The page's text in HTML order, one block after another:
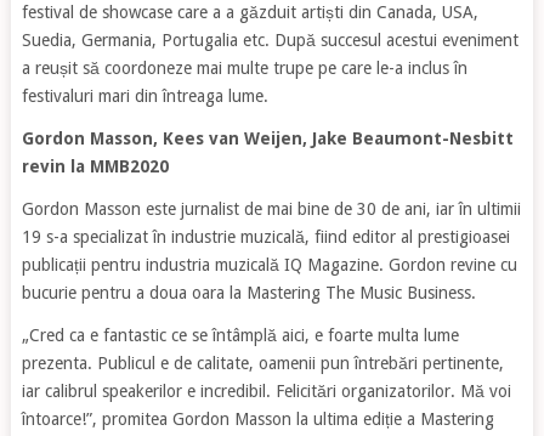
festival de showcase care a a găzduit artiști din Canada, USA,
Suedia, Germania, Portugalia etc. După succesul acestui eveniment
a reușit să coordoneze mai multe trupe pe care le-a inclus în
festivaluri mari din întreaga lume.
Gordon Masson, Kees van Weijen, Jake Beaumont-Nesbitt
revin la MMB2020
Gordon Masson este jurnalist de mai bine de 30 de ani, iar în ultimii
19 s-a specializat în industrie muzicală, fiind editor al prestigioasei
publicații pentru industria muzicală IQ Magazine. Gordon revine cu
bucurie pentru a doua oara la Mastering The Music Business.
„Cred ca e fantastic ce se întâmplă aici, e foarte multa lume
prezenta. Publicul e de calitate, oamenii pun întrebări pertinente,
iar calibrul speakerilor e incredibil. Felicitări organizatorilor. Mă voi
întoarce!”, promitea Gordon Masson la ultima ediție a Mastering